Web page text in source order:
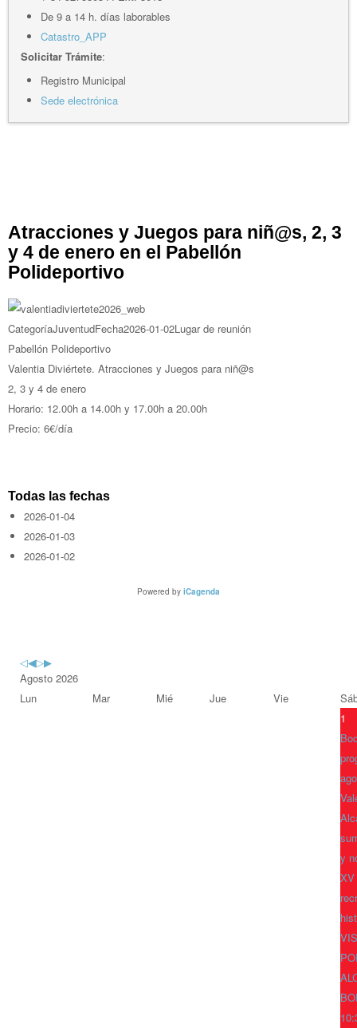
De 9 a 14 h. días laborables
Catastro_APP
Solicitar Trámite:
Registro Municipal
Sede electrónica
Atracciones y Juegos para niñ@s, 2, 3
y 4 de enero en el Pabellón
Polideportivo
CategoríaJuventudFecha2026-01-02Lugar de reunión
Pabellón Polideportivo
Valentia Diviértete. Atracciones y Juegos para niñ@s
2, 3 y 4 de enero
Horario: 12.00h a 14.00h y 17.00h a 20.00h
Precio: 6€/día
Todas las fechas
2026-01-04
2026-01-03
2026-01-02
Powered by iCagenda
Year
Month
YearMonth
Agosto 2026
Lun
Mar Mié Jue Vie
1
y